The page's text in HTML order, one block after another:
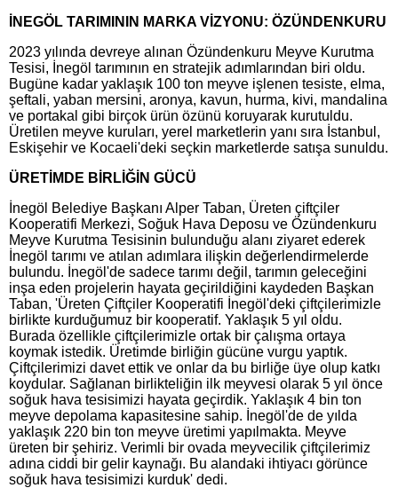
İNEGÖL TARIMININ MARKA VİZYONU: ÖZÜNDENKURU
2023 yılında devreye alınan Özündenkuru Meyve Kurutma
Tesisi, İnegöl tarımının en stratejik adımlarından biri oldu.
Bugüne kadar yaklaşık 100 ton meyve işlenen tesiste, elma,
şeftali, yaban mersini, aronya, kavun, hurma, kivi, mandalina
ve portakal gibi birçok ürün özünü koruyarak kurutuldu.
Üretilen meyve kuruları, yerel marketlerin yanı sıra İstanbul,
Eskişehir ve Kocaeli'deki seçkin marketlerde satışa sunuldu.
ÜRETİMDE BİRLİĞİN GÜCÜ
İnegöl Belediye Başkanı Alper Taban, Üreten çiftçiler
Kooperatifi Merkezi, Soğuk Hava Deposu ve Özündenkuru
Meyve Kurutma Tesisinin bulunduğu alanı ziyaret ederek
İnegöl tarımı ve atılan adımlara ilişkin değerlendirmelerde
bulundu. İnegöl'de sadece tarımı değil, tarımın geleceğini
inşa eden projelerin hayata geçirildiğini kaydeden Başkan
Taban, 'Üreten Çiftçiler Kooperatifi İnegöl'deki çiftçilerimizle
birlikte kurduğumuz bir kooperatif. Yaklaşık 5 yıl oldu.
Burada özellikle çiftçilerimizle ortak bir çalışma ortaya
koymak istedik. Üretimde birliğin gücüne vurgu yaptık.
Çiftçilerimizi davet ettik ve onlar da bu birliğe üye olup katkı
koydular. Sağlanan birlikteliğin ilk meyvesi olarak 5 yıl önce
soğuk hava tesisimizi hayata geçirdik. Yaklaşık 4 bin ton
meyve depolama kapasitesine sahip. İnegöl'de de yılda
yaklaşık 220 bin ton meyve üretimi yapılmakta. Meyve
üreten bir şehiriz. Verimli bir ovada meyvecilik çiftçilerimiz
adına ciddi bir gelir kaynağı. Bu alandaki ihtiyacı görünce
soğuk hava tesisimizi kurduk' dedi.